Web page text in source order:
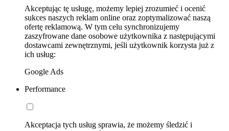
Akceptując tę usługę, możemy lepiej zrozumieć i ocenić
sukces naszych reklam online oraz zoptymalizować naszą
ofertę reklamową. W tym celu synchronizujemy
zaszyfrowane dane osobowe użytkownika z następującymi
dostawcami zewnętrznymi, jeśli użytkownik korzysta już z
ich usług:
Google Ads
Performance
Akceptacja tych usług sprawia, że możemy śledzić i